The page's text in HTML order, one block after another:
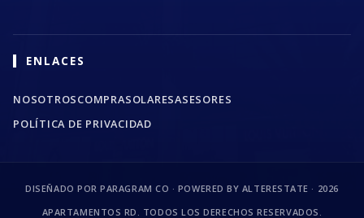
ENLACES
NOSOTROSCOMPRASOLARESASESORES
POLÍTICA DE PRIVACIDAD
DISEÑADO POR PARAGRAM CO · POWERED BY ALTERESTATE · 2026
APARTAMENTOS RD. TODOS LOS DERECHOS RESERVADOS.